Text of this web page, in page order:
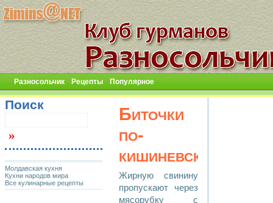
Разносольчик Рецепты Популярное
Биточки
по-
кишиневски
Жирную свинину
пропускают через
мясорубку с
Поиск
Молдавская кухня
Кухни народов мира
Все кулинарные рецепты